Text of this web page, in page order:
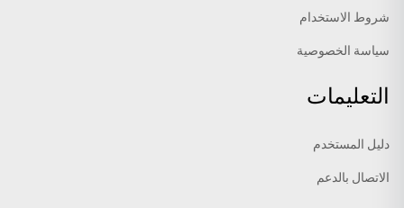
شروط الاستخدام
سياسة الخصوصية
التعليمات
دليل المستخدم
الاتصال بالدعم